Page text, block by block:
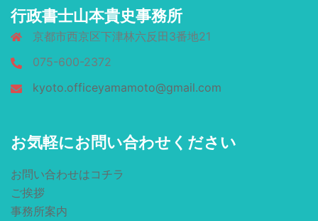
行政書士山本貴史事務所
京都市西京区下津林六反田3番地21
075-600-2372
kyoto.officeyamamoto@gmail.com
お気軽にお問い合わせください
お問い合わせはコチラ
ご挨拶
事務所案内